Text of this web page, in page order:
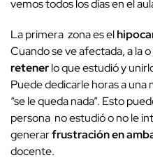
vemos todos los días en el
La primera zona es el
Cuando se ve afectada, a la
retenerlo que estudió y
Puede dedicarle horas a una
“se le queda nada”. Esto
persona no estudió o no le
generarfrustración en
docente.